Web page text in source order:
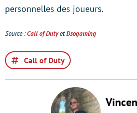
personnelles des joueurs.
Source :Call of DutyetDsogaming
Call of Duty